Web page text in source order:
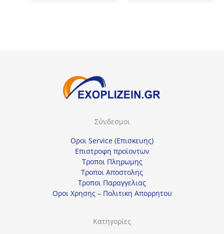
Σύνδεσμοι
Οροι Service (Επισκευης)
Επιστροφη προϊοντων
Τροποι Πληρωμης
Τροποι Αποστολης
Τροποι Παραγγελιας
Οροι Χρησης – Πολιτικη Απορρητου
Κατηγορίες